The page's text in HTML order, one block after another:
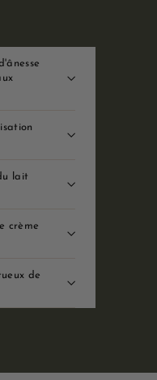
lait
crème
de